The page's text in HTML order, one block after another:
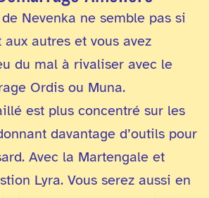
Nevenka ne semble pas si
autres et vous avez
du mal à rivaliser avec le
Ordis ou Muna.
est plus concentré sur les
davantage d’outils pour
Avec la Martengale et
Lyra. Vous serez aussi en